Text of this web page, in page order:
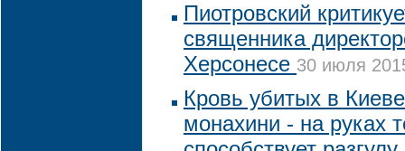
Пиотровский
священника
Херсонесе 30 июля
Кровь убитых в
монахини - на руках